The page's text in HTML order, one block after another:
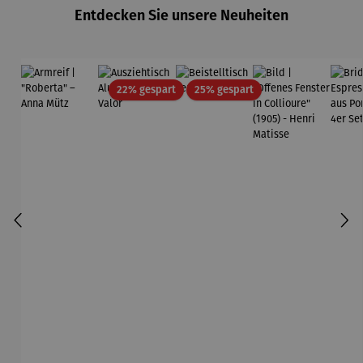
Entdecken Sie unsere Neuheiten
22% gespartRabatt25% gespartRabatt